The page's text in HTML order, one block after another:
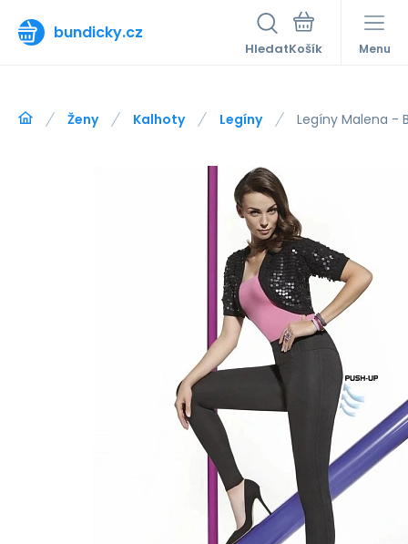
bundicky.cz
Hledat Menu
Ženy Kalhoty Legíny Legíny Malena -